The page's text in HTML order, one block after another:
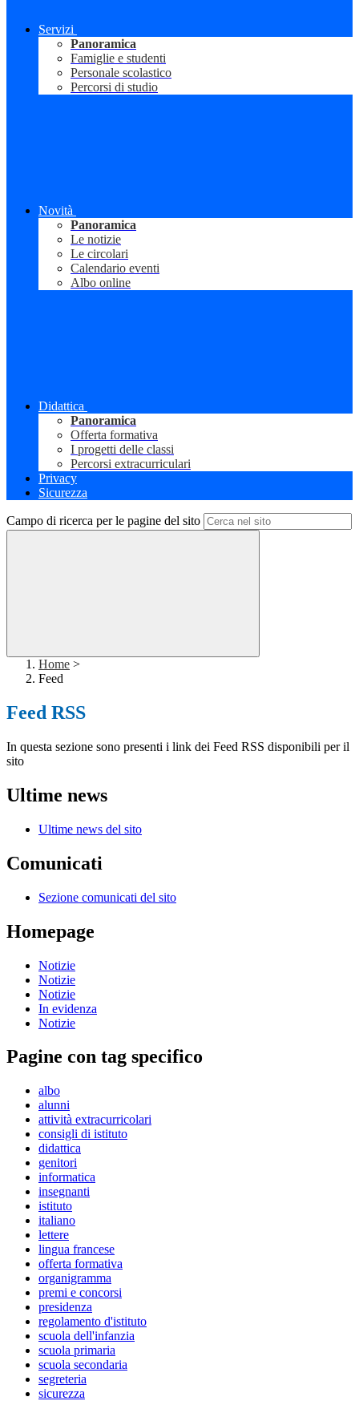
Servizi
Panoramica
Famiglie e studenti
Personale scolastico
Percorsi di studio
Novità
Panoramica
Le notizie
Le circolari
Calendario eventi
Albo online
Didattica
Panoramica
Offerta formativa
I progetti delle classi
Percorsi extracurriculari
Privacy
Sicurezza
Campo di ricerca per le pagine del sito
Home >
Feed
Feed RSS
In questa sezione sono presenti i link dei Feed RSS disponibili per il
sito
Ultime news
Ultime news del sito
Comunicati
Sezione comunicati del sito
Homepage
Notizie
Notizie
Notizie
In evidenza
Notizie
Pagine con tag specifico
albo
alunni
attività extracurricolari
consigli di istituto
didattica
genitori
informatica
insegnanti
istituto
italiano
lettere
lingua francese
offerta formativa
organigramma
premi e concorsi
presidenza
regolamento d'istituto
scuola dell'infanzia
scuola primaria
scuola secondaria
segreteria
sicurezza